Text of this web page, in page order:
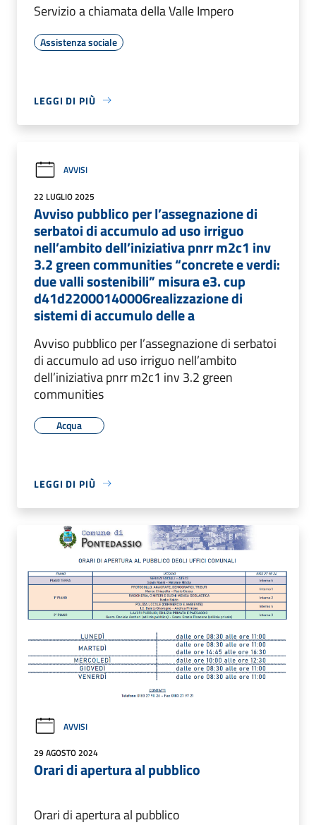
Servizio a chiamata della Valle Impero
Assistenza sociale
LEGGI DI PIÙ
AVVISI
22 LUGLIO 2025
Avviso pubblico per l’assegnazione di
serbatoi di accumulo ad uso irriguo
nell’ambito dell’iniziativa pnrr m2c1 inv
3.2 green communities “concrete e verdi:
due valli sostenibili” misura e3. cup
d41d22000140006realizzazione di
sistemi di accumulo delle a
Avviso pubblico per l’assegnazione di serbatoi
di accumulo ad uso irriguo nell’ambito
dell’iniziativa pnrr m2c1 inv 3.2 green
communities
Acqua
LEGGI DI PIÙ
AVVISI
29 AGOSTO 2024
Orari di apertura al pubblico
Orari di apertura al pubblico